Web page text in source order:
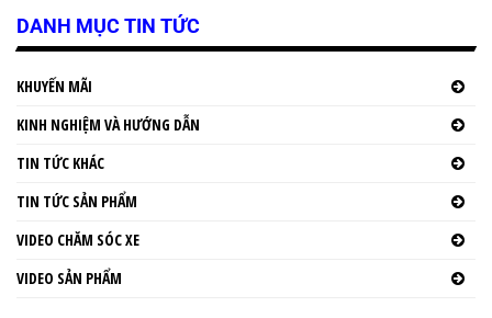
DANH MỤC TIN TỨC
KHUYẾN MÃI
KINH NGHIỆM VÀ HƯỚNG DẪN
TIN TỨC KHÁC
TIN TỨC SẢN PHẨM
VIDEO CHĂM SÓC XE
VIDEO SẢN PHẨM